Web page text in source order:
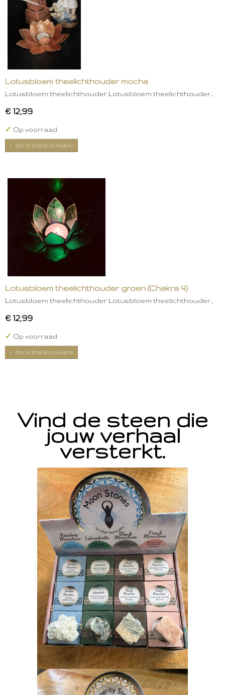
Lotusbloem theelichthouder mocha
Lotusbloem theelichthouder Lotusbloem theelichthouder…
€ 12,99
✓ Op voorraad
IN WINKELWAGEN
Lotusbloem theelichthouder groen (Chakra 4)
Lotusbloem theelichthouder Lotusbloem theelichthouder…
€ 12,99
✓ Op voorraad
IN WINKELWAGEN
Vind de steen die
jouw verhaal
versterkt.